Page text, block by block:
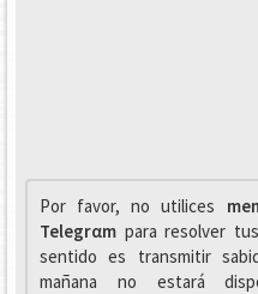
Por favor, no utilices
Telegrαm para resolver
sentido es transmitir
mañana no estará